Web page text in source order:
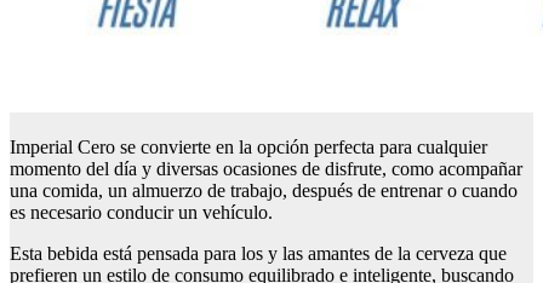
Imperial Cero se convierte en la opción perfecta para cualquier
momento del día y diversas ocasiones de disfrute, como acompañar
una comida, un almuerzo de trabajo, después de entrenar o cuando
es necesario conducir un vehículo.
Esta bebida está pensada para los y las amantes de la cerveza que
prefieren un estilo de consumo equilibrado e inteligente, buscando